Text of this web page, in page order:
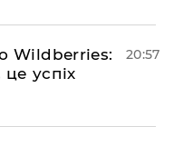
Wildberries:
успіх
20:57